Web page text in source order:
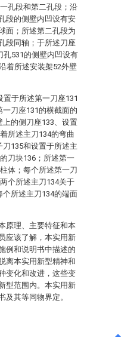
孔段和第二孔段；沿
段的侧壁内凹设有安
面；所述第二孔段为
段同轴；于所述刀座
孔531的侧壁内凹设有
着所述安装架52外壁
置于所述第一刀座131
刀座131的横截面的
的侧刀座133、设置
所述主刀134的弯曲
135和设置于所述主
刀块136；所述第一
体；每个所述第一刀
个所述主刀134关于
个所述主刀134的端面
原理、主要特征和本
应该了解，本实用新
例和说明书中描述的
离本实用新型精神和
变化和改进，这些变
型范围内。本实用新
及其等同物界定。